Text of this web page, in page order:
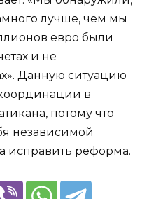
лучше, чем мы
евро были
и не
Данную ситуацию
в
потому что
независимой
исправить реформа.